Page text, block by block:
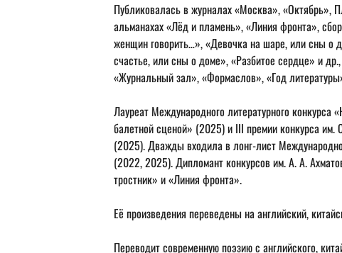
Публиковалась в журналах «Москва», «Октябрь»,
альманахах «Лёд и пламень», «Линия фронта»,
женщин говорить…», «Девочка на шаре, или сны о
счастье, или сны о доме», «Разбитое сердце» и
«Журнальный зал», «Формаслов», «Год
Лауреат Международного литературного
балетной сценой» (2025) и III премии конкурса
(2025). Дважды входила в лонг-лист
(2022, 2025). Дипломант конкурсов им. А. А.
тростник» и «Линия фронта».
Её произведения переведены на английский,
Переводит современную поэзию с английского,